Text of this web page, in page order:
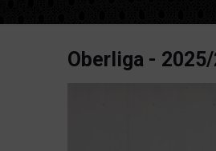
Oberliga -